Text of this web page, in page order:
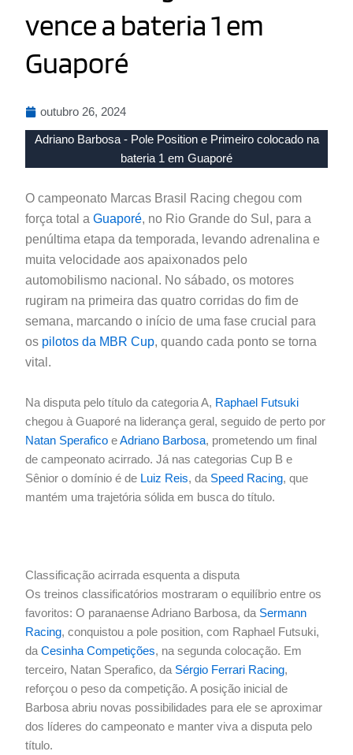
vence a bateria 1 em
Guaporé
outubro 26, 2024
Adriano Barbosa - Pole Position e Primeiro colocado na
bateria 1 em Guaporé
O campeonato Marcas Brasil Racing chegou com
força total aGuaporé, no Rio Grande do Sul, para a
penúltima etapa da temporada, levando adrenalina e
muita velocidade aos apaixonados pelo
automobilismo nacional. No sábado, os motores
rugiram na primeira das quatro corridas do fim de
semana, marcando o início de uma fase crucial para
os pilotos da MBR Cup, quando cada ponto se torna
vital.
Na disputa pelo título da categoria A, Raphael Futsuki
chegou à Guaporé na liderança geral, seguido de perto por
Natan Sperafico eAdriano Barbosa, prometendo um final
de campeonato acirrado. Já nas categorias Cup B e
Sênior o domínio é de Luiz Reis, da Speed Racing, que
mantém uma trajetória sólida em busca do título.
Classificação acirrada esquenta a disputa
Os treinos classificatórios mostraram o equilíbrio entre os
favoritos: O paranaense Adriano Barbosa, da Sermann
Racing, conquistou a pole position, com Raphael Futsuki,
daCesinha Competições, na segunda colocação. Em
terceiro, Natan Sperafico, da Sérgio Ferrari Racing,
reforçou o peso da competição. A posição inicial de
Barbosa abriu novas possibilidades para ele se aproximar
dos líderes do campeonato e manter viva a disputa pelo
título.